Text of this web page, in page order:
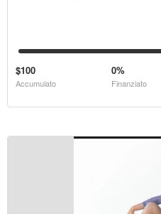
$100
Accumulato
0%
Finanziato